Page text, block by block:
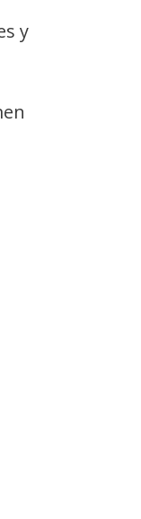
y